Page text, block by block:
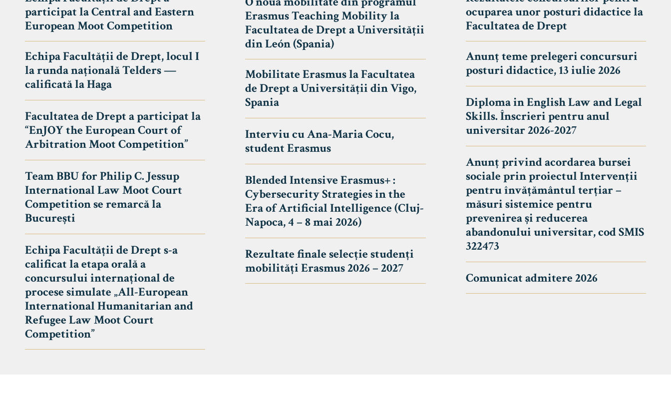
participat la Central and Eastern
European Moot Competition
Echipa Facultății de Drept, locul I
la runda națională Telders —
calificată la Haga
Facultatea de Drept a participat la
“EnJOY the European Court of
Arbitration Moot Competition”
Team BBU for Philip C. Jessup
International Law Moot Court
Competition se remarcă la
București
Echipa Facultății de Drept s-a
calificat la etapa orală a
concursului internațional de
procese simulate „All-European
International Humanitarian and
Refugee Law Moot Court
Competition”
Erasmus Teaching Mobility la
Facultatea de Drept a Universității
din León (Spania)
Mobilitate Erasmus la Facultatea
de Drept a Universității din Vigo,
Spania
Interviu cu Ana-Maria Cocu,
student Erasmus
Blended Intensive Erasmus+ :
Cybersecurity Strategies in the
Era of Artificial Intelligence (Cluj-
Napoca, 4 – 8 mai 2026)
Rezultate finale selecție studenți
mobilități Erasmus 2026 – 2027
ocuparea unor posturi didactice la
Facultatea de Drept
Anunț teme prelegeri concursuri
posturi didactice, 13 iulie 2026
Diploma in English Law and Legal
Skills. Înscrieri pentru anul
universitar 2026-2027
Anunț privind acordarea bursei
sociale prin proiectul Intervenții
pentru învățământul terțiar –
măsuri sistemice pentru
prevenirea și reducerea
abandonului universitar, cod SMIS
322473
Comunicat admitere 2026